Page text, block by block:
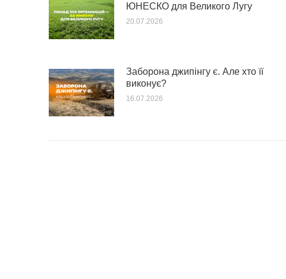
ЮНЕСКО для Великого Лугу
20.07.2026
Заборона джипінгу є. Але хто її
виконує?
16.07.2026